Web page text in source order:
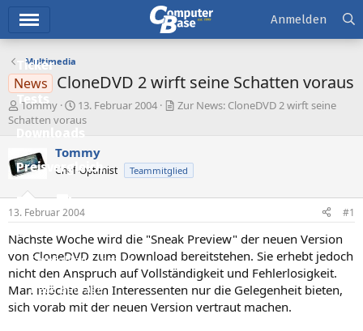
Ticker
Tests
Downloads
Preisvergleich
Forum
Aktuelles
Empfohlene Inhalte
Neue Beiträge
Anmelden
Multimedia
News CloneDVD 2 wirft seine Schatten voraus
E
r
s
e
l
e
r
Tommy
E
r
s
t
t
a
m
13. Februar 2004
Zur News: CloneDVD 2 wirft seine
Schatten voraus
Tommy
Chef-Optimist Teammitglied
13. Februar 2004 #1
Nächste Woche wird die "Sneak Preview" der neuen Version
von CloneDVD zum Download bereitstehen. Sie erhebt jedoch
nicht den Anspruch auf Vollständigkeit und Fehlerlosigkeit.
Man möchte allen Interessenten nur die Gelegenheit bieten,
sich vorab mit der neuen Version vertraut machen.